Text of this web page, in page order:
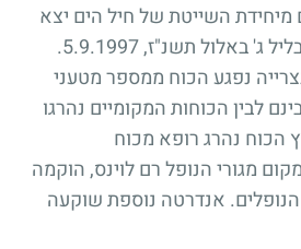
16 לוחמים מיחידת השייטת של חיל הים יצא
למבצע חשאי בלבנון בליל ג' באלול תשנ"ז, 5.9.1997.
נפגע הכוח ממספר מטעני
לבין הכוחות המקומיים נהרגו
הכוח נהרג רופא מכוח
מגורי הנופל רם לוינס, הוקמה
אנדרטה להנצחת 12 הנופלים. אנדרטה נוספת שוקעה